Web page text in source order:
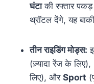
घंटाकी रफ्तार
थ्रॉटल देंगे, यह
तीन राइडिंग मोड्स:
(ज़्यादा रेंज के लिए),
लिए), और Sport